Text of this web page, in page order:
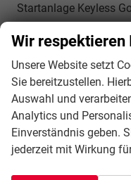
Startanlage Keyless
Profile),
Autom.
vorausschauender
System:
Lenkrad heizbar
Multifunktion und
verstell-, heiz- und
Wir respektieren
Unsere Website setzt
Sie bereitzustellen.
Auswahl und
Analytics und
Einverständnis geben.
jederzeit mit Wirkung